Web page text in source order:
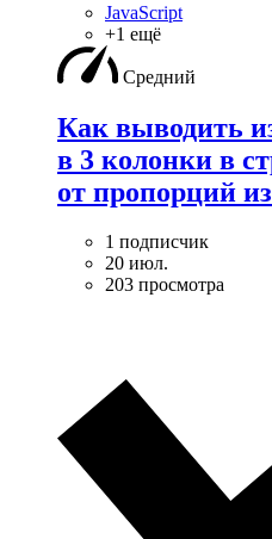
JavaScript
+1 ещё
Средний
Как выводить
в 3 колонки в
от пропорций
1 подписчик
20 июл.
203 просмотра